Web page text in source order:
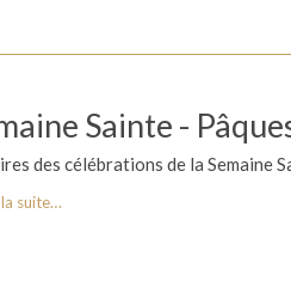
Sainte -
des célébrations de la Semaine
suite…